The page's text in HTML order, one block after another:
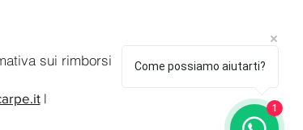
sui rimborsi
|
Come possiamo aiutarti?
1